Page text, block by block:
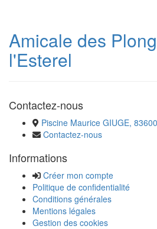
Amicale des
l'Esterel
Contactez-nous
Piscine Maurice GIUGE,
Contactez-nous
Informations
Créer mon compte
Politique de confidentialité
Conditions générales
Mentions légales
Gestion des cookies